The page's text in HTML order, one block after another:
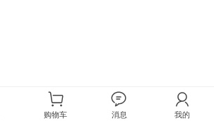
购物车 消息 我的